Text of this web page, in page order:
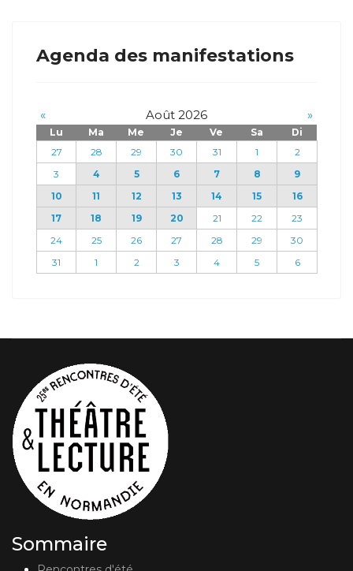
Agenda des manifestations
« Août 2026 »
Lu Ma Me Je Ve Sa
Di
27
28 29 30 31 1
2
3
4 5 6 7 8
9
10
11 12 13 14 15
16
17
18 19 20 21 22
23
24
25 26 27 28 29
30
31
1 2 3 4 5 6
Sommaire